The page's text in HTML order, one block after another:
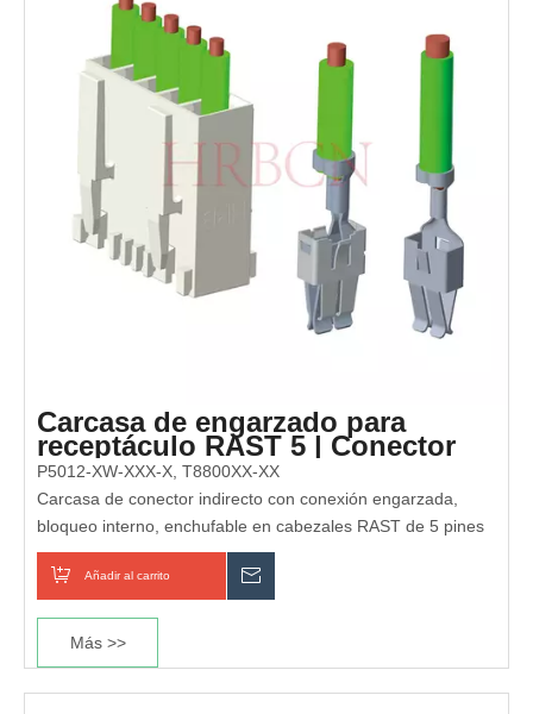
VDE. Ampliamente aplicado en electrodomésticos, control
industrial, electrónica automotriz, hogar inteligente y equipos
de suministro de energía, ideal para escenarios de
interconexión de alta confiabilidad y ensamblaje
Carcasa de engarzado para
receptáculo RAST 5 | Conector
de cable a placa - HRB
P5012-XW-XXX-X, T8800XX-XX
Carcasa de conector indirecto con conexión engarzada,
bloqueo interno, enchufable en cabezales RAST de 5 pines
Añadir al carrito
Más >>